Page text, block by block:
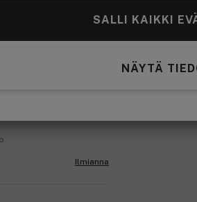
SALLI KAIKKI
NÄYTÄ
Ilmianna
Ilmianna